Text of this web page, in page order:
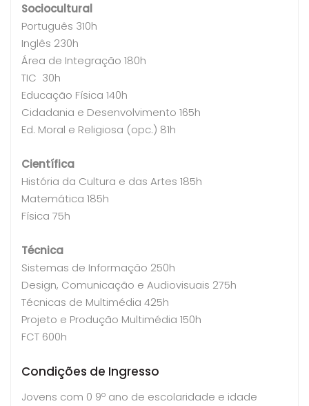
Sociocultural
Português 310h
Inglês 230h
Área de Integração 180h
TIC 30h
Educação Física 140h
Cidadania e Desenvolvimento 165h
Ed. Moral e Religiosa (opc.) 81h
Científica
História da Cultura e das Artes 185h
Matemática 185h
Física 75h
Técnica
Sistemas de Informação 250h
Design, Comunicação e Audiovisuais 275h
Técnicas de Multimédia 425h
Projeto e Produção Multimédia 150h
FCT 600h
Condições de Ingresso
Jovens com 0 9º ano de escolaridade e idade